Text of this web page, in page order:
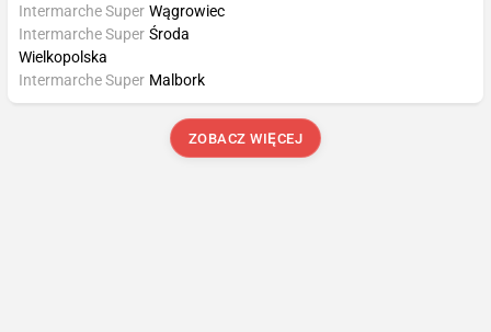
Intermarche Super Wągrowiec
Intermarche Super Środa
Wielkopolska
Intermarche Super Malbork
ZOBACZ WIĘCEJ